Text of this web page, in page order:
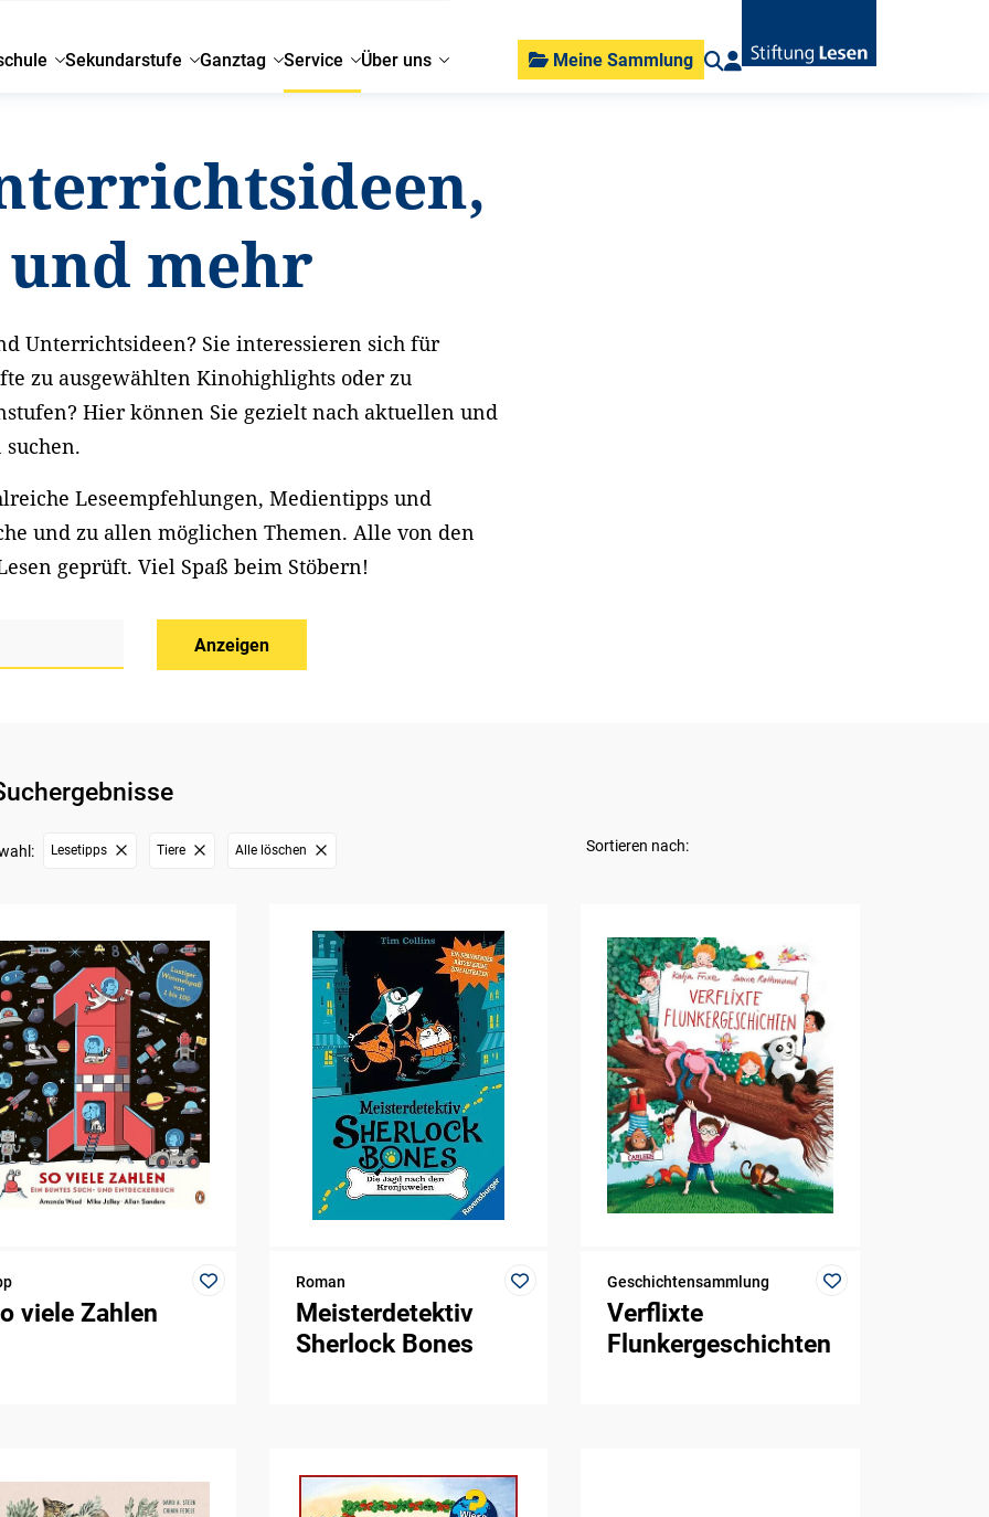
Sekundarstufe Ganztag Service Über uns Meine Sammlung
mehr
Unterrichtsideen? Sie interessieren sich für
zu ausgewählten Kinohighlights oder zu
Hier können Sie gezielt nach aktuellen und
Leseempfehlungen, Medientipps und
und zu allen möglichen Themen. Alle von den
geprüft. Viel Spaß beim Stöbern!
Anzeigen
Lesetipps Tiere Alle löschen Sortieren nach:
viele Zahlen
Roman
Meisterdetektiv
Sherlock Bones
Geschichtensammlung
Verflixte
Flunkergeschichten